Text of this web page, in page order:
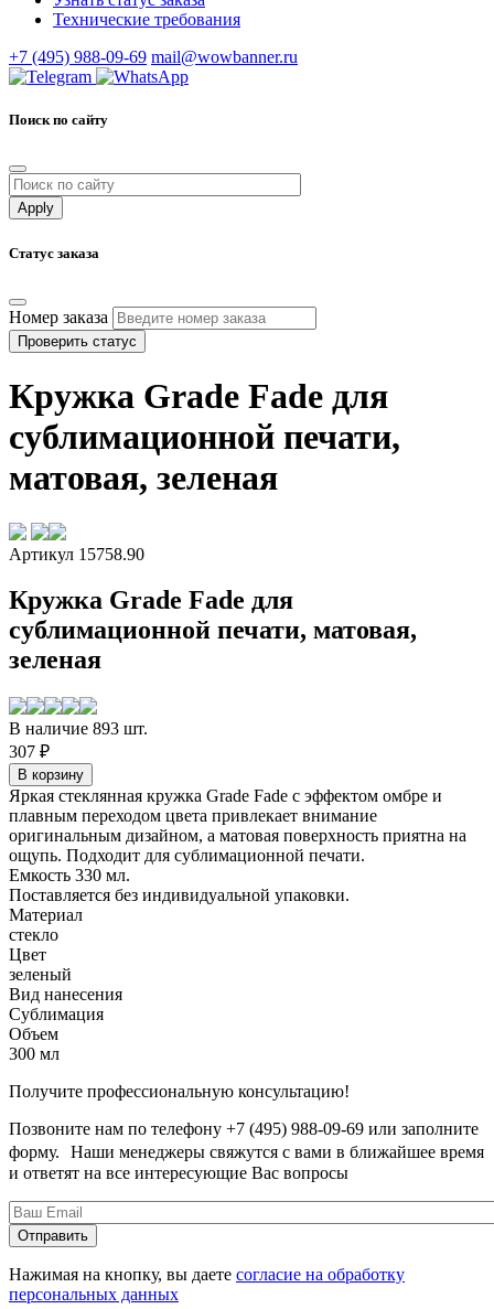
Технические требования
+7 (495) 988-09-69 mail@wowbanner.ru
Поиск по сайту
Статус заказа
Номер заказа
Проверить статус
Кружка Grade Fade для
сублимационной печати,
матовая, зеленая
Артикул 15758.90
Кружка Grade Fade для
сублимационной печати, матовая,
зеленая
В наличие 893 шт.
307 ₽
Яркая стеклянная кружка Grade Fade с эффектом омбре и
плавным переходом цвета привлекает внимание
оригинальным дизайном, а матовая поверхность приятна на
ощупь. Подходит для сублимационной печати.
Емкость 330 мл.
Поставляется без индивидуальной упаковки.
Материал
стекло
Цвет
зеленый
Вид нанесения
Сублимация
Объем
300 мл
Получите профессиональную консультацию!
Позвоните нам по телефону +7 (495) 988-09-69 или заполните
форму. Наши менеджеры свяжутся с вами в ближайшее время
и ответят на все интересующие Вас вопросы
Нажимая на кнопку, вы даете согласие на обработку
персональных данных